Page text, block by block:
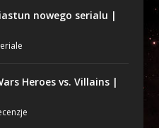
nowego serialu |
Heroes vs. Villains |